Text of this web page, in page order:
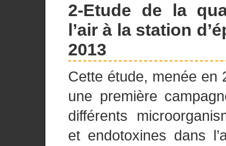
2-Etude de la
l’air à la station
2013
Cette étude, menée en
une première
différents
et endotoxines dans